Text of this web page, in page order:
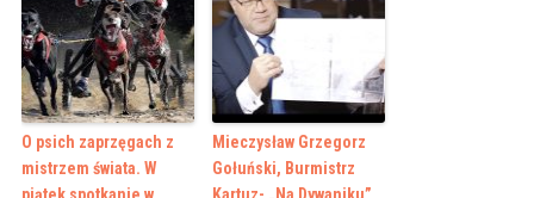
O psich zaprzęgach z
mistrzem świata. W
Mieczysław Grzegorz
Gołuński, Burmistrz